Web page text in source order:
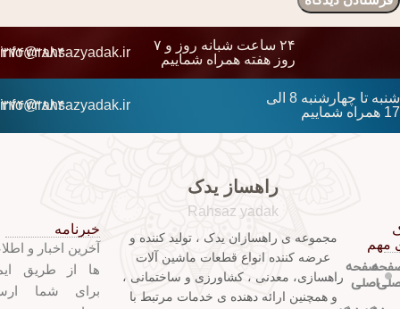
۲۴ ساعت شبانه روز و ۷
روز هفته همراه شماییم
info@rahsazyadak.ir
شنبه تا چهارشنبه 8 الی
17 همراه شماییم
info@rahsazyadak.ir
مهم
صفحه
اصلی
راهساز یدک
Rahsaz yadak
مجموعه ی راهسازان یدک ، تولید کننده و
عرضه کننده انواع قطعات ماشین آلات
راهسازی، معدنی ، کشاورزی و ساختمانی ،
و همچنین ارائه دهنده ی خدمات مرتبط با
خبرنامه
آخرین اخبار و
ها از طریق
برای شما